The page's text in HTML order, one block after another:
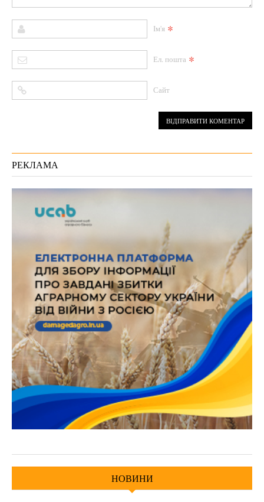
Ім'я *
Ел. пошта *
Сайт
РЕКЛАМА
НОВИНИ